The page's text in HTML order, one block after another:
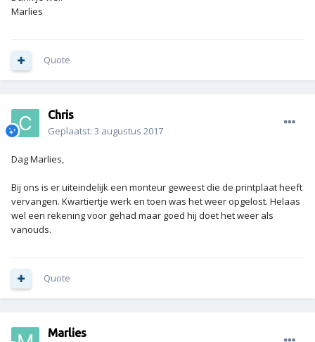
Marlies
Quote
Chris
Geplaatst: 3 augustus 2017
Dag Marlies,
Bij ons is er uiteindelijk een monteur geweest die de printplaat heeft
vervangen. Kwartiertje werk en toen was het weer opgelost. Helaas
wel een rekening voor gehad maar goed hij doet het weer als
vanouds.
Quote
Marlies